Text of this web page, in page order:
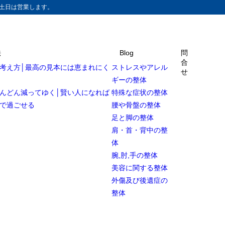
は営業します。
え方│最高の見本には恵まれにく
どん減ってゆく│賢い人になれば
過ごせる
Blog
ストレスやアレル
ギーの整体
特殊な症状の整体
腰や骨盤の整体
足と脚の整体
肩・首・背中の整
体
腕,肘,手の整体
美容に関する整体
外傷及び後遺症の
整体
問
合
せ